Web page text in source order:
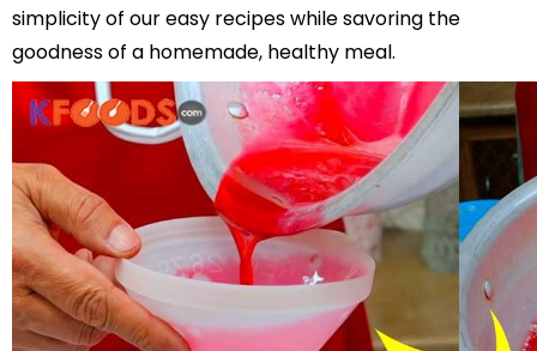
simplicity of our easy recipes while savoring the
goodness of a homemade, healthy meal.